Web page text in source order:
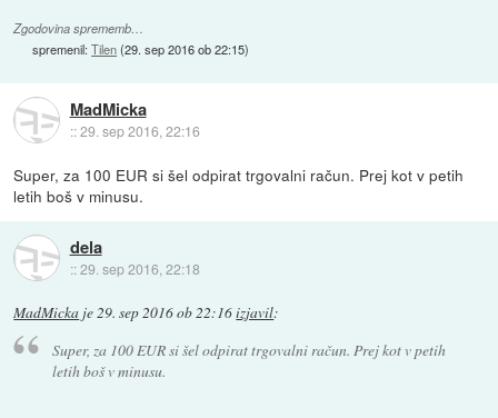
Zgodovina sprememb…
spremenil:Tilen(29. sep 2016 ob 22:15)
MadMicka
::29. sep 2016, 22:16
Super, za 100 EUR si šel odpirat trgovalni račun. Prej kot v petih
letih boš v minusu.
dela
::29. sep 2016, 22:18
MadMicka je29. sep 2016 ob 22:16izjavil:
Super, za 100 EUR si šel odpirat trgovalni račun. Prej kot v petih
letih boš v minusu.